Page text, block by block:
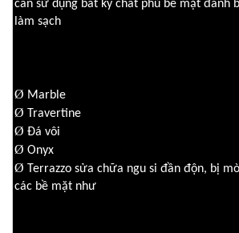
cần sử dụng bất kỳ chất phủ bề mặt đánh
làm sạch
Ø Marble
Ø Travertine
Ø Đá vôi
Ø Onyx
Ø Terrazzo sửa chữa ngu si đần độn, bị
các bề mặt như